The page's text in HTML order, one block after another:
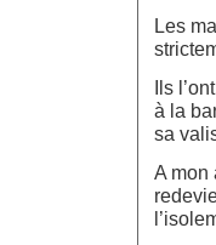
Les
Ils
à la
sa
A mon